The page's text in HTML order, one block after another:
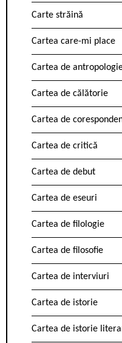
Carte străină
Cartea care-mi place
Cartea de
Cartea de călătorie
Cartea de
Cartea de critică
Cartea de debut
Cartea de eseuri
Cartea de filologie
Cartea de filosofie
Cartea de interviuri
Cartea de istorie
Cartea de istorie